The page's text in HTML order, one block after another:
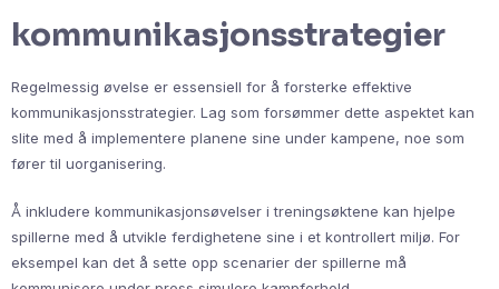
kommunikasjonsstrategier
Regelmessig øvelse er essensiell for å forsterke effektive
kommunikasjonsstrategier. Lag som forsømmer dette aspektet kan
slite med å implementere planene sine under kampene, noe som
fører til uorganisering.
Å inkludere kommunikasjonsøvelser i treningsøktene kan hjelpe
spillerne med å utvikle ferdighetene sine i et kontrollert miljø. For
eksempel kan det å sette opp scenarier der spillerne må